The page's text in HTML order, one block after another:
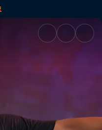
de los